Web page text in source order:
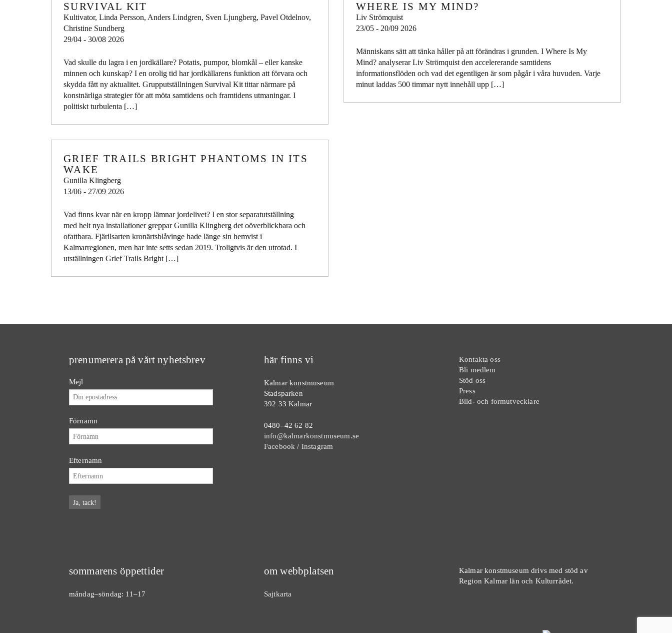
SURVIVAL KIT
Kultivator, Linda Persson, Anders Lindgren, Sven Ljungberg, Pavel Otdelnov,
Christine Sundberg
29/04 - 30/08 2026
Vad skulle du lagra i en jordkällare? Potatis, pumpor, blomkål – eller kanske
minnen och kunskap? I en orolig tid har jordkällarens funktion att förvara och
skydda fått ny aktualitet. Grupputställningen Survival Kit tittar närmare på
konstnärliga strategier för att möta samtidens och framtidens utmaningar. I
politiskt turbulenta […]
WHERE IS MY MIND?
Liv Strömquist
23/05 - 20/09 2026
Människans sätt att tänka håller på att förändras i grunden. I Where Is My
Mind? analyserar Liv Strömquist den accelererande samtidens
informationsflöden och vad det egentligen är som pågår i våra huvuden. Varje
minut laddas 500 timmar nytt innehåll upp […]
GRIEF TRAILS BRIGHT PHANTOMS IN ITS
WAKE
Gunilla Klingberg
13/06 - 27/09 2026
Vad finns kvar när en kropp lämnar jordelivet? I en stor separatutställning
med helt nya installationer greppar Gunilla Klingberg det oöverblickbara och
ofattbara. Fjärilsarten kronärtsblåvinge hade länge sin hemvist i
Kalmarregionen, men har inte setts sedan 2019. Troligtvis är den utrotad. I
utställningen Grief Trails Bright […]
prenumerera på vårt nyhetsbrev
Mejl
Förnamn
Efternamn
här finns vi
Kalmar konstmuseum
Stadsparken
392 33 Kalmar
0480–42 62 82
info@kalmarkonstmuseum.se
Facebook / Instagram
Kontakta oss
Bli medlem
Stöd oss
Press
Bild- och formutvecklare
sommarens öppettider
måndag–söndag: 11–17
om webbplatsen
Sajtkarta
Kalmar konstmuseum drivs med stöd av
Region Kalmar län och Kulturrådet.